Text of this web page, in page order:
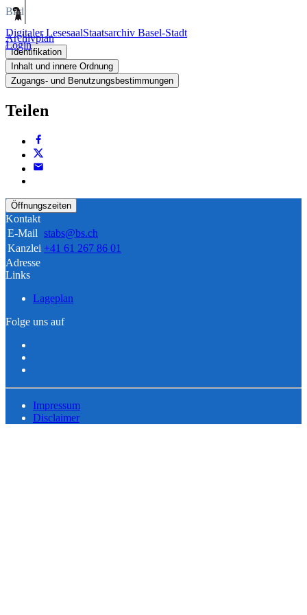
Digitaler LesesaalStaatsarchiv Basel-Stadt
Login
Bild
Archivplan
Identifikation
Inhalt und innere Ordnung
Zugangs- und Benutzungsbestimmungen
Teilen
Öffnungszeiten
Kontakt
E-Mail stabs@bs.ch
Kanzlei +41 61 267 86 01
Adresse
Links
Lageplan
Folge uns auf
Impressum
Disclaimer